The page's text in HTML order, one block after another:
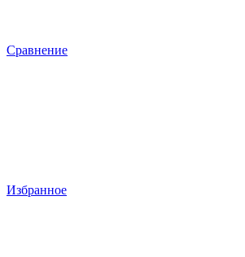
Сравнение
Избранное